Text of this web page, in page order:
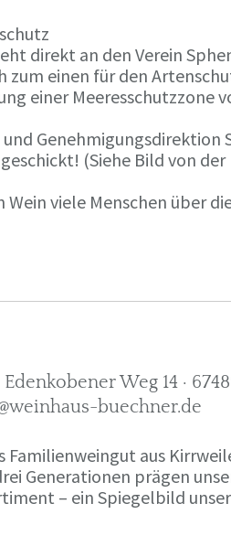
direkt an den Verein
zum einen für den
einer Meeresschutzzone
Genehmigungsdirektion
(Siehe Bild von der
viele Menschen über
Weg 14 ·
buechner.de
Familienweingut aus
Generationen prägen
– ein Spiegelbild